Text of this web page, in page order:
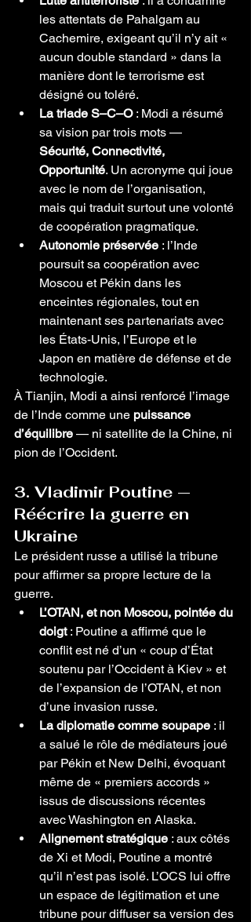
les attentats de Pahalgam au
Cachemire, exigeant qu’il n’y ait «
aucun double standard » dans la
manière dont le terrorisme est
désigné ou toléré.
La triade S–C–O : Modi a résumé
sa vision par trois mots —
Sécurité, Connectivité,
Opportunité. Un acronyme qui joue
avec le nom de l’organisation,
mais qui traduit surtout une volonté
de coopération pragmatique.
Autonomie préservée : l’Inde
poursuit sa coopération avec
Moscou et Pékin dans les
enceintes régionales, tout en
maintenant ses partenariats avec
les États-Unis, l’Europe et le
Japon en matière de défense et de
technologie.
À Tianjin, Modi a ainsi renforcé l’image
de l’Inde comme une puissance
d’équilibre — ni satellite de la Chine, ni
pion de l’Occident.
3. Vladimir Poutine —
Réécrire la guerre en
Ukraine
Le président russe a utilisé la tribune
pour affirmer sa propre lecture de la
guerre.
L’OTAN, et non Moscou, pointée du
doigt : Poutine a affirmé que le
conflit est né d’un « coup d’État
soutenu par l’Occident à Kiev » et
de l’expansion de l’OTAN, et non
d’une invasion russe.
La diplomatie comme soupape : il
a salué le rôle de médiateurs joué
par Pékin et New Delhi, évoquant
même de « premiers accords »
issus de discussions récentes
avec Washington en Alaska.
Alignement stratégique : aux côtés
de Xi et Modi, Poutine a montré
qu’il n’est pas isolé. L’OCS lui offre
un espace de légitimation et une
tribune pour diffuser sa version des